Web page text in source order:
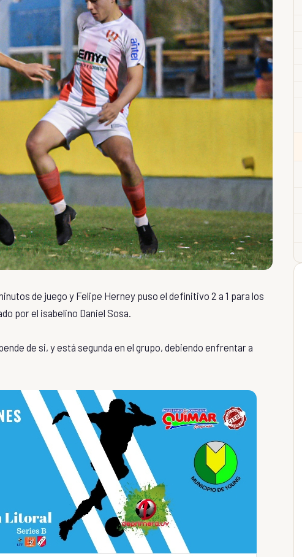
de juego y Felipe Herney puso el definitivo 2 a 1 para los
por el isabelino Daniel Sosa.
de si, y está segunda en el grupo, debiendo enfrentar a